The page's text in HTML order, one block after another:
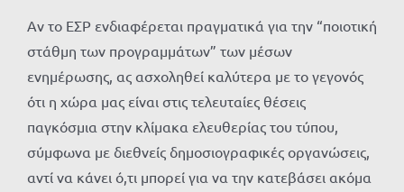
Αν το ΕΣΡ ενδιαφέρεται πραγματικά για την “ποιοτική
στάθμη των προγραμμάτων” των μέσων
ενημέρωσης, ας ασχοληθεί καλύτερα με το γεγονός
ότι η χώρα μας είναι στις τελευταίες θέσεις
παγκόσμια στην κλίμακα ελευθερίας του τύπου,
σύμφωνα με διεθνείς δημοσιογραφικές οργανώσεις,
αντί να κάνει ό,τι μπορεί για να την κατεβάσει ακόμα